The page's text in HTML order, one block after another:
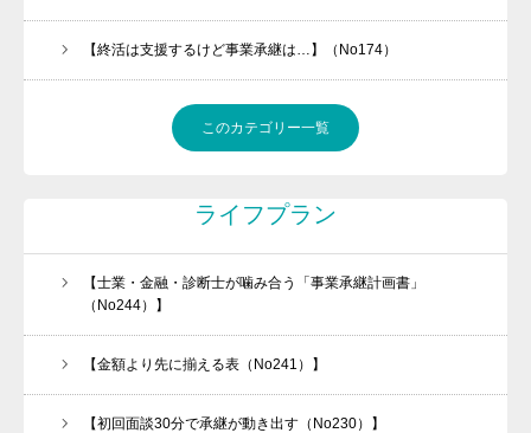
【終活は支援するけど事業承継は…】（No174）
このカテゴリー一覧
ライフプラン
【士業・金融・診断士が噛み合う「事業承継計画書」
（No244）】
【金額より先に揃える表（No241）】
【初回面談30分で承継が動き出す（No230）】